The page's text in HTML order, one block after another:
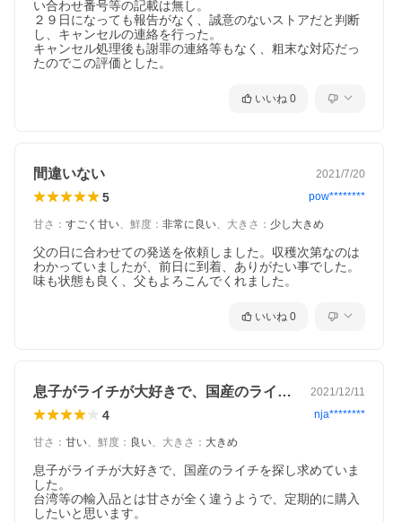
い合わせ番号等の記載は無し。
２９日になっても報告がなく、誠意のないストアだと判断
し、キャンセルの連絡を行った。
キャンセル処理後も謝罪の連絡等もなく、粗末な対応だっ
たのでこの評価とした。
いいね 0
間違いない 2021/7/20
5 pow********
甘さ ： すごく甘い、 鮮度 ： 非常に良い、 大きさ ： 少し大きめ
父の日に合わせての発送を依頼しました。収穫次第なのは
わかっていましたが、前日に到着、ありがたい事でした。
味も状態も良く、父もよろこんでくれました。
いいね 0
息子がライチが大好きで、国産のライチを… 2021/12/11
4 nja********
甘さ ： 甘い、 鮮度 ： 良い、 大きさ ： 大きめ
息子がライチが大好きで、国産のライチを探し求めていま
した。
台湾等の輸入品とは甘さが全く違うようで、定期的に購入
したいと思います。